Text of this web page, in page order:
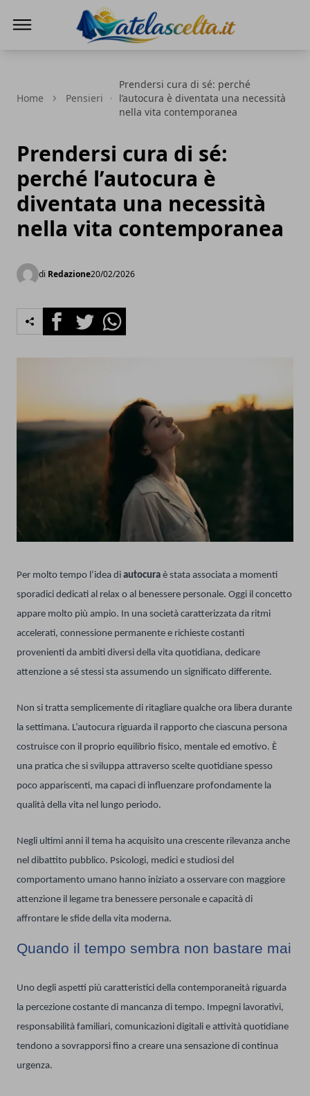
Home Pensieri
Prendersi cura di sé: perché
l’autocura è diventata una necessità
nella vita contemporanea
Prendersi cura di sé:
perché l’autocura è
diventata una necessità
nella vita contemporanea
di Redazione20/02/2026
FacebookTwitterWhatsapp
Per molto tempo l’idea di autocura è stata associata a momenti
sporadici dedicati al relax o al benessere personale. Oggi il concetto
appare molto più ampio. In una società caratterizzata da ritmi
accelerati, connessione permanente e richieste costanti
provenienti da ambiti diversi della vita quotidiana, dedicare
attenzione a sé stessi sta assumendo un significato differente.
Non si tratta semplicemente di ritagliare qualche ora libera durante
la settimana. L’autocura riguarda il rapporto che ciascuna persona
costruisce con il proprio equilibrio fisico, mentale ed emotivo. È
una pratica che si sviluppa attraverso scelte quotidiane spesso
poco appariscenti, ma capaci di influenzare profondamente la
qualità della vita nel lungo periodo.
Negli ultimi anni il tema ha acquisito una crescente rilevanza anche
nel dibattito pubblico. Psicologi, medici e studiosi del
comportamento umano hanno iniziato a osservare con maggiore
attenzione il legame tra benessere personale e capacità di
affrontare le sfide della vita moderna.
Quando il tempo sembra non bastare mai
Uno degli aspetti più caratteristici della contemporaneità riguarda
la percezione costante di mancanza di tempo. Impegni lavorativi,
responsabilità familiari, comunicazioni digitali e attività quotidiane
tendono a sovrapporsi fino a creare una sensazione di continua
urgenza.